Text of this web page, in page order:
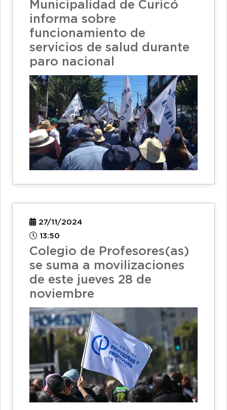
Municipalidad de Curicó
informa sobre
funcionamiento de
servicios de salud durante
paro nacional
27/11/2024
13:50
Colegio de Profesores(as)
se suma a movilizaciones
de este jueves 28 de
noviembre